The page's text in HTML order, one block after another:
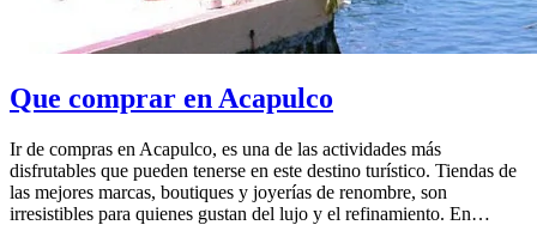
Que comprar en Acapulco
Ir de compras en Acapulco, es una de las actividades más
disfrutables que pueden tenerse en este destino turístico. Tiendas de
las mejores marcas, boutiques y joyerías de renombre, son
irresistibles para quienes gustan del lujo y el refinamiento. En…